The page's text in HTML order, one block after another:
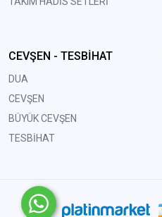
CEVŞEN - TESBİHAT
DUA
CEVŞEN
BÜYÜK CEVŞEN
TESBİHAT